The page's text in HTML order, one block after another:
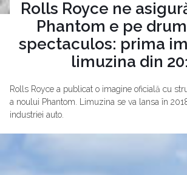
Rolls Royce ne
Phantom e pe
spectaculos: prima
limuzina din
Rolls Royce a publicat o imagine oficială cu
a noului Phantom. Limuzina se va lansa în
industriei auto.